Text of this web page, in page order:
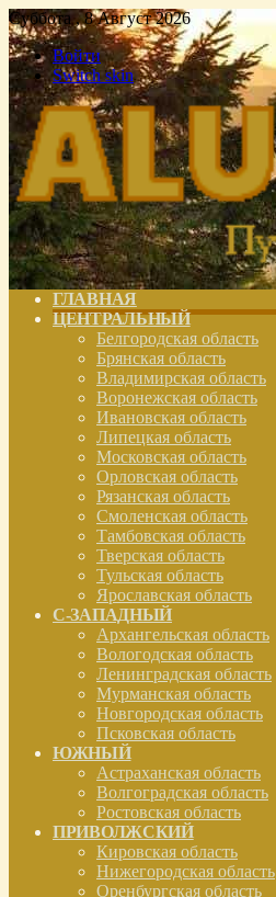
Суббота , 8 Август 2026
Войти
Switch skin
ГЛАВНАЯ
ЦЕНТРАЛЬНЫЙ
Белгородская область
Брянская область
Владимирская область
Воронежская область
Ивановская область
Липецкая область
Московская область
Орловская область
Рязанская область
Смоленская область
Тамбовская область
Тверская область
Тульская область
Ярославская область
С-ЗАПАДНЫЙ
Архангельская область
Вологодская область
Ленинградская область
Мурманская область
Новгородская область
Псковская область
ЮЖНЫЙ
Астраханская область
Волгоградская область
Ростовская область
ПРИВОЛЖСКИЙ
Кировская область
Нижегородская область
Оренбургская область